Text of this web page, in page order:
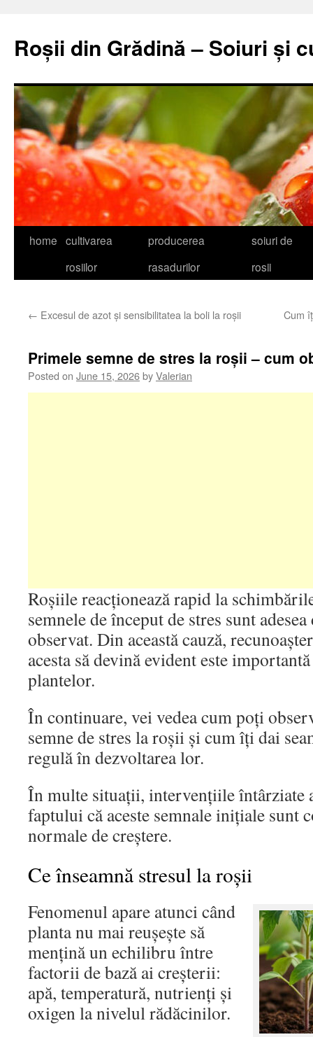
content
Roșii din Grădină – Soiuri și
home cultivarea
rosiilor
producerea
rasadurilor
soiuri de
rosii
← Excesul de azot și sensibilitatea la boli la roșii Cum
Primele semne de stres la roșii – cum
Posted on June 15, 2026byValerian
Roșiile reacționează rapid la
semnele de început de stres sunt
observat. Din această cauză,
acesta să devină evident este
plantelor.
În continuare, vei vedea cum poți
semne de stres la roșii și cum îți dai
regulă în dezvoltarea lor.
În multe situații, intervențiile întârziate
faptului că aceste semnale inițiale sunt
normale de creștere.
Ce înseamnă stresul la roșii
Fenomenul apare atunci când
planta nu mai reușește să
mențină un echilibru între
factorii de bază ai creșterii:
apă, temperatură, nutrienți și
oxigen la nivelul rădăcinilor.